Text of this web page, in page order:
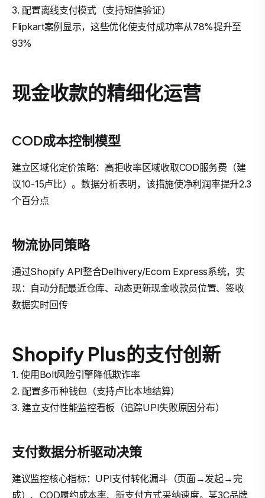
3. 配置离线支付模式（支持短信验证）
Flipkart案例显示，这些优化使支付成功率从78%提升至
93%
现金收款的精细化运营
COD成本控制模型
建立区域化定价策略：高拒收率区域收取COD服务费（建
议10-15卢比）。数据分析表明，该措施使净利润率提升2.3
个百分点
物流协同策略
通过Shopify API整合Delhivery/Ecom Express系统，实
现：自动分配最近仓库、动态更新现金收款员位置、签收
数据实时回传
Shopify Plus的支付创新
1. 使用Bolt风险引擎降低欺诈率
2. 配置多币种钱包（支持卢比本地结算）
3. 建立支付性能监控看板（追踪UPI失败原因分布）
支付数据分析驱动决策
建议监控核心指标：UPI支付转化漏斗（页面→发起→完
成）、COD履约成本率、新支付方式采纳速度。某3C品牌